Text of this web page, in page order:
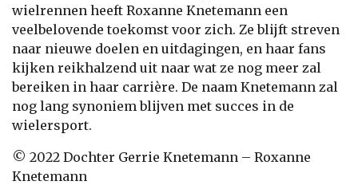
wielrennen heeft Roxanne Knetemann een
veelbelovende toekomst voor zich. Ze blijft streven
naar nieuwe doelen en uitdagingen, en haar fans
kijken reikhalzend uit naar wat ze nog meer zal
bereiken in haar carrière. De naam Knetemann zal
nog lang synoniem blijven met succes in de
wielersport.
© 2022 Dochter Gerrie Knetemann – Roxanne
Knetemann